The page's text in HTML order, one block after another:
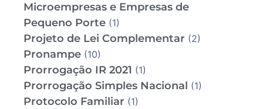
Microempresas e Empresas de
Pequeno Porte (1)
Projeto de Lei Complementar (2)
Pronampe (10)
Prorrogação IR 2021 (1)
Prorrogação Simples Nacional (1)
Protocolo Familiar (1)